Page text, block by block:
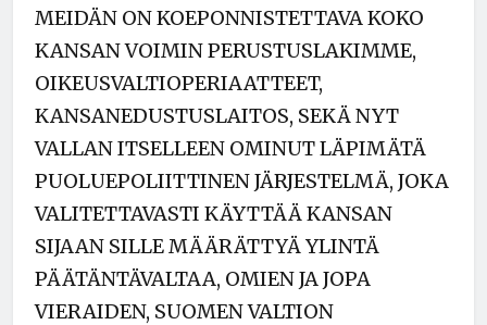
MEIDÄN ON KOEPONNISTETTAVA KOKO
KANSAN VOIMIN PERUSTUSLAKIMME,
OIKEUSVALTIOPERIAATTEET,
KANSANEDUSTUSLAITOS, SEKÄ NYT
VALLAN ITSELLEEN OMINUT LÄPIMÄTÄ
PUOLUEPOLIITTINEN JÄRJESTELMÄ, JOKA
VALITETTAVASTI KÄYTTÄÄ KANSAN
SIJAAN SILLE MÄÄRÄTTYÄ YLINTÄ
PÄÄTÄNTÄVALTAA, OMIEN JA JOPA
VIERAIDEN, SUOMEN VALTION